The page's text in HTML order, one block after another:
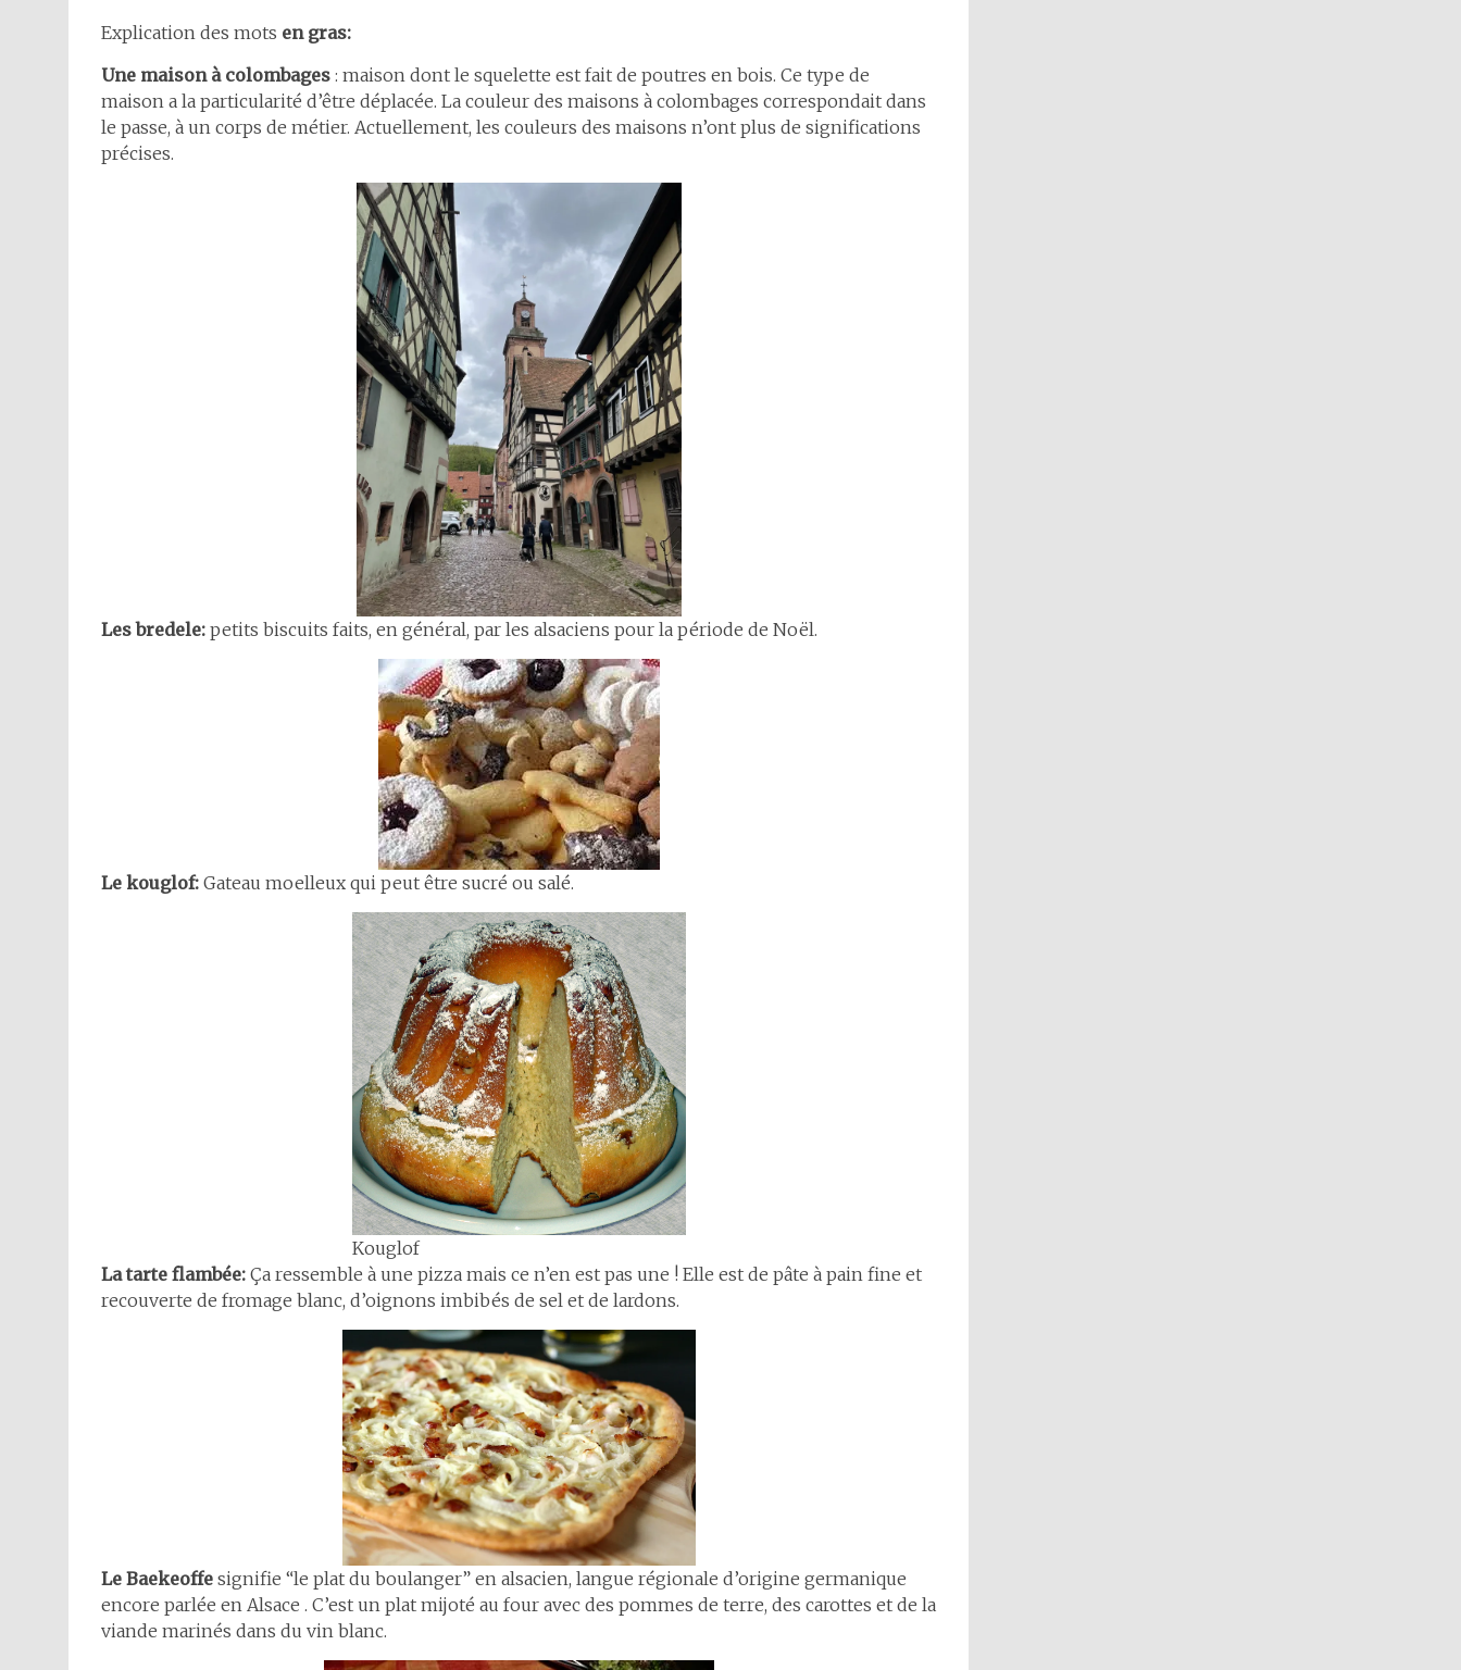
Explication des mots en gras:
Une maison à colombages : maison dont le squelette est fait de poutres en bois. Ce type de
maison a la particularité d’être déplacée. La couleur des maisons à colombages correspondait dans
le passe, à un corps de métier. Actuellement, les couleurs des maisons n’ont plus de significations
précises.
Les bredele: petits biscuits faits, en général, par les alsaciens pour la période de Noël.
Le kouglof: Gateau moelleux qui peut être sucré ou salé.
Kouglof
La tarte flambée: Ça ressemble à une pizza mais ce n’en est pas une ! Elle est de pâte à pain fine et
recouverte de fromage blanc, d’oignons imbibés de sel et de lardons.
Le Baekeoffe signifie “le plat du boulanger” en alsacien, langue régionale d’origine germanique
encore parlée en Alsace . C’est un plat mijoté au four avec des pommes de terre, des carottes et de la
viande marinés dans du vin blanc.